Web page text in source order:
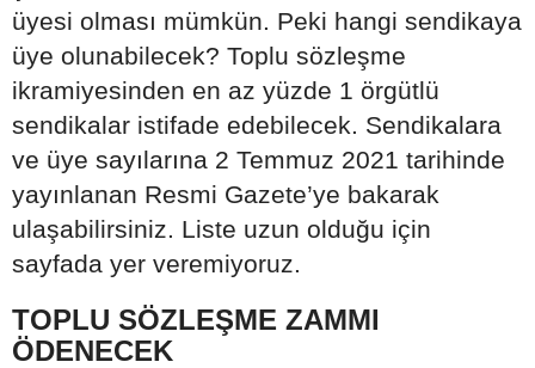
üyesi olması mümkün. Peki hangi sendikaya
üye olunabilecek? Toplu sözleşme
ikramiyesinden en az yüzde 1 örgütlü
sendikalar istifade edebilecek. Sendikalara
ve üye sayılarına 2 Temmuz 2021 tarihinde
yayınlanan Resmi Gazete’ye bakarak
ulaşabilirsiniz. Liste uzun olduğu için
sayfada yer veremiyoruz.
TOPLU SÖZLEŞME ZAMMI
ÖDENECEK